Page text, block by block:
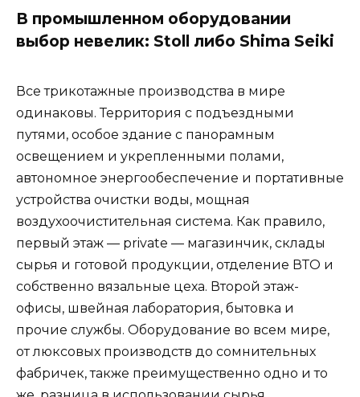
В промышленном оборудовании
выбор невелик: Stoll либо Shima Seiki
Все трикотажные производства в мире
одинаковы. Территория с подъездными
путями, особое здание с панорамным
освещением и укрепленными полами,
автономное энергообеспечение и портативные
устройства очистки воды, мощная
воздухоочистительная система. Как правило,
первый этаж — private — магазинчик, склады
сырья и готовой продукции, отделение ВТО и
собственно вязальные цеха. Второй этаж-
офисы, швейная лаборатория, бытовка и
прочие службы. Оборудование во всем мире,
от люксовых производств до сомнительных
фабричек, также преимущественно одно и то